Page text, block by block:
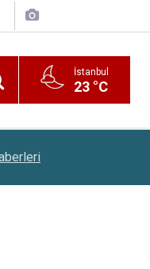
İstanbul
23 °C
Ve İlk Acil Yardım